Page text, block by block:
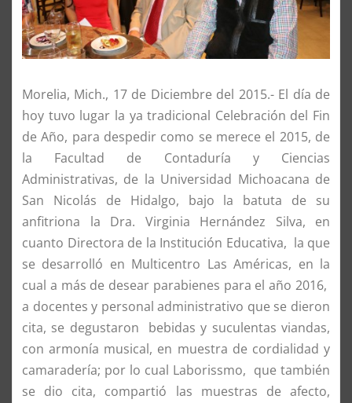
Morelia, Mich., 17 de Diciembre del 2015.- El día de
hoy tuvo lugar la ya tradicional Celebración del Fin
de Año, para despedir como se merece el 2015, de
la Facultad de Contaduría y Ciencias
Administrativas, de la Universidad Michoacana de
San Nicolás de Hidalgo, bajo la batuta de su
anfitriona la Dra. Virginia Hernández Silva, en
cuanto Directora de la Institución Educativa, la que
se desarrolló en Multicentro Las Américas, en la
cual a más de desear parabienes para el año 2016,
a docentes y personal administrativo que se dieron
cita, se degustaron
bebidas y suculentas viandas,
con armonía musical, en muestra de cordialidad y
camaradería; por lo cual Laborissmo, que también
se dio cita, compartió las muestras de afecto,